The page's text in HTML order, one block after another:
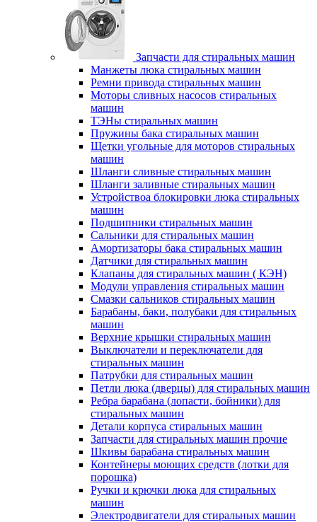
Запчасти для стиральных машин
Манжеты люка стиральных машин
Ремни привода стиральных машин
Моторы сливных насосов стиральных
машин
ТЭНы стиральных машин
Пружины бака стиральных машин
Щетки угольные для моторов стиральных
машин
Шланги сливные стиральных машин
Шланги заливные стиральных машин
Устройствоа блокировки люка стиральных
машин
Подшипники стиральных машин
Сальники для стиральных машин
Амортизаторы бака стиральных машин
Датчики для стиральных машин
Клапаны для стиральных машин ( КЭН)
Модули управления стиральных машин
Смазки сальников стиральных машин
Барабаны, баки, полубаки для стиральных
машин
Верхние крышки стиральных машин
Выключатели и переключатели для
стиральных машин
Патрубки для стиральных машин
Петли люка (дверцы) для стиральных машин
Ребра барабана (лопасти, бойники) для
стиральных машин
Детали корпуса стиральных машин
Запчасти для стиральных машин прочие
Шкивы барабана стиральных машин
Контейнеры моющих средств (лотки для
порошка)
Ручки и крючки люка для стиральных
машин
Электродвигатели для стиральных машин